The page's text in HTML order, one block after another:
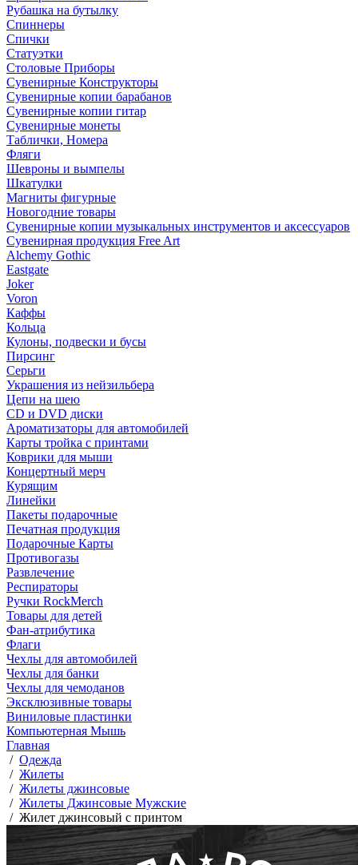
Рубашка на бутылку
Спиннеры
Спички
Статуэтки
Столовые Приборы
Сувенирные Конструкторы
Сувенирные копии барабанов
Сувенирные копии гитар
Сувенирные монеты
Таблички, Номера
Фляги
Шевроны и вымпелы
Шкатулки
Магниты фигурные
Новогодние товары
Сувенирные копии музыкальных инструментов и аксессуаров
Сувенирная продукция Free Art
Alchemy Gothic
Eastgate
Joker
Voron
Каффы
Кольца
Кулоны, подвески и бусы
Пирсинг
Серьги
Украшения из нейзильбера
Цепи на шею
CD и DVD диски
Ароматизаторы для автомобилей
Карты тройка с принтами
Коврики для мыши
Концертный мерч
Курящим
Линейки
Пакеты подарочные
Печатная продукция
Подарочные Карты
Противогазы
Развлечение
Респираторы
Ручки RockMerch
Товары для детей
Фан-атрибутика
Флаги
Чехлы для автомобилей
Чехлы для банки
Чехлы для чемоданов
Эксклюзивные товары
Виниловые пластинки
Компьютерная Мышь
Главная
/ Одежда
/ Жилеты
/ Жилеты джинсовые
/ Жилеты Джинсовые Мужские
/ Жилет джинсовый с принтом